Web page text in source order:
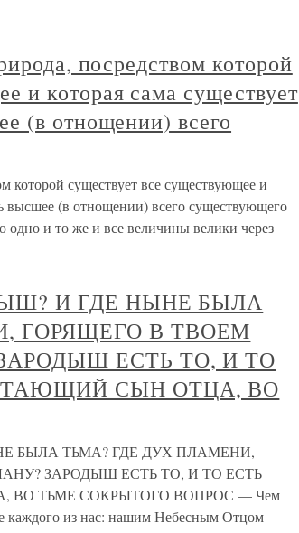
посредством которой
и которая сама существует
(в отнощении) всего
которой существует все существующее и
высшее (в отнощении) всего существующего
одно и то же и все величины велики через
И ГДЕ НЫНЕ БЫЛА
ГОРЯЩЕГО В ТВОЕМ
ЕСТЬ ТО, И ТО
СЫН ОТЦА, ВО
БЫЛА ТЬМА? ГДЕ ДУХ ПЛАМЕНИ,
ЗАРОДЫШ ЕСТЬ ТО, И ТО ЕСТЬ
ТЬМЕ СОКРЫТОГО ВОПРОС — Чем
каждого из нас: нашим Небесным Отцом